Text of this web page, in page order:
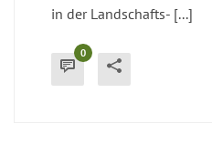
in der Landschafts- [...]
0